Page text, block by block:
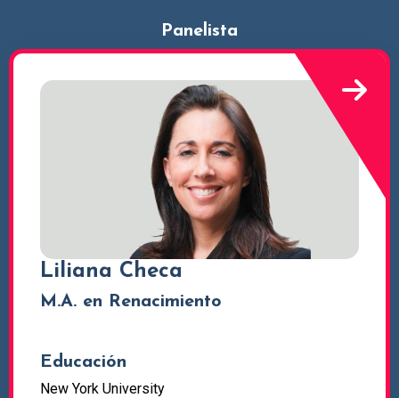
Panelista
Liliana Checa
M.A. en Renacimiento
Educación
New York University